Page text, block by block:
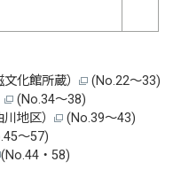
文化館所蔵）
(No.22〜33)
(No.34〜38)
川地区）
(No.39〜43)
～57)
(No.44・58)